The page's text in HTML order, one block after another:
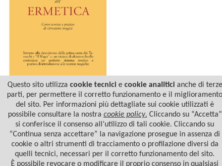
INIZIAZIONE
ALL'ERMETICA
Questo sito utilizza cookie tecnicie cookie analiticianche di terze
parti, per permettere il corretto funzionamento e il miglioramento
del sito. Per informazioni più dettagliate sui cookie utilizzati è
possibile consultare la nostra cookie policy. Cliccando su “Accetta”
si conferisce il consenso all’utilizzo di tali cookie. Cliccando su
“Continua senza accettare” la navigazione prosegue in assenza di
cookie o altri strumenti di tracciamento o profilazione diversi da
quelli tecnici, necessari per il corretto funzionamento del sito.
È possibile revocare o modificare il proprio consenso in qualsiasi